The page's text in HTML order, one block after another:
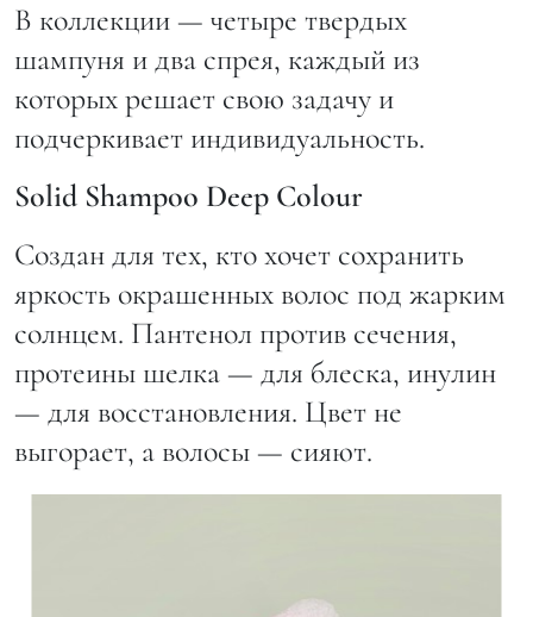
В коллекции — четыре твердых
шампуня и два спрея, каждый из
которых решает свою задачу и
подчеркивает индивидуальность.
Solid Shampoo Deep Colour
Создан для тех, кто хочет сохранить
яркость окрашенных волос под жарким
солнцем. Пантенол против сечения,
протеины шелка — для блеска, инулин
— для восстановления. Цвет не
выгорает, а волосы — сияют.